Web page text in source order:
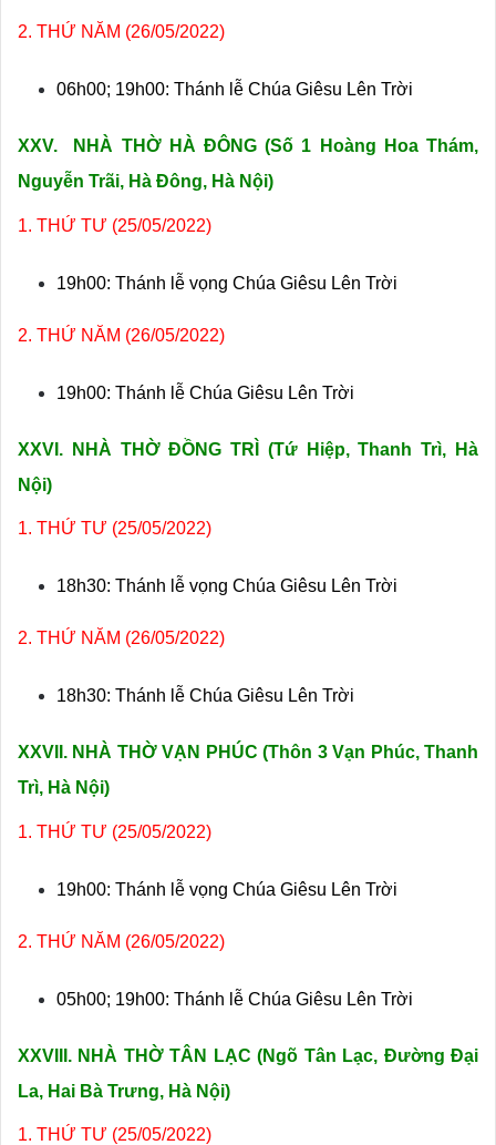
2. THỨ NĂM (26/05/2022)
06h00; 19h00: Thánh lễ Chúa Giêsu Lên Trời
XXV. NHÀ THỜ HÀ ĐÔNG (Số 1 Hoàng Hoa Thám,
Nguyễn Trãi, Hà Đông, Hà Nội)
1. THỨ TƯ (25/05/2022)
19h00: Thánh lễ vọng Chúa Giêsu Lên Trời
2. THỨ NĂM (26/05/2022)
19h00: Thánh lễ Chúa Giêsu Lên Trời
XXVI. NHÀ THỜ ĐỒNG TRÌ (Tứ Hiệp, Thanh Trì, Hà
Nội)
1. THỨ TƯ (25/05/2022)
18h30: Thánh lễ vọng Chúa Giêsu Lên Trời
2. THỨ NĂM (26/05/2022)
18h30: Thánh lễ Chúa Giêsu Lên Trời
XXVII. NHÀ THỜ VẠN PHÚC (Thôn 3Vạn Phúc, Thanh
Trì, Hà Nội)
1. THỨ TƯ (25/05/2022)
19h00: Thánh lễ vọng Chúa Giêsu Lên Trời
2. THỨ NĂM (26/05/2022)
05h00; 19h00: Thánh lễ Chúa Giêsu Lên Trời
XXVIII. NHÀ THỜ TÂN LẠC (Ngõ Tân Lạc, Đường Đại
La, Hai Bà Trưng, Hà Nội)
1. THỨ TƯ (25/05/2022)